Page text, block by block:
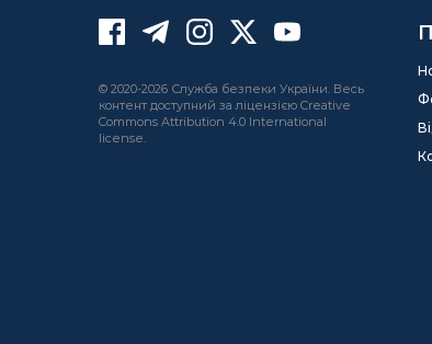
© 2020-2026 Служба безпеки України. Весь
контент доступний за ліцензією Creative
Commons Attribution 4.0 International
license.